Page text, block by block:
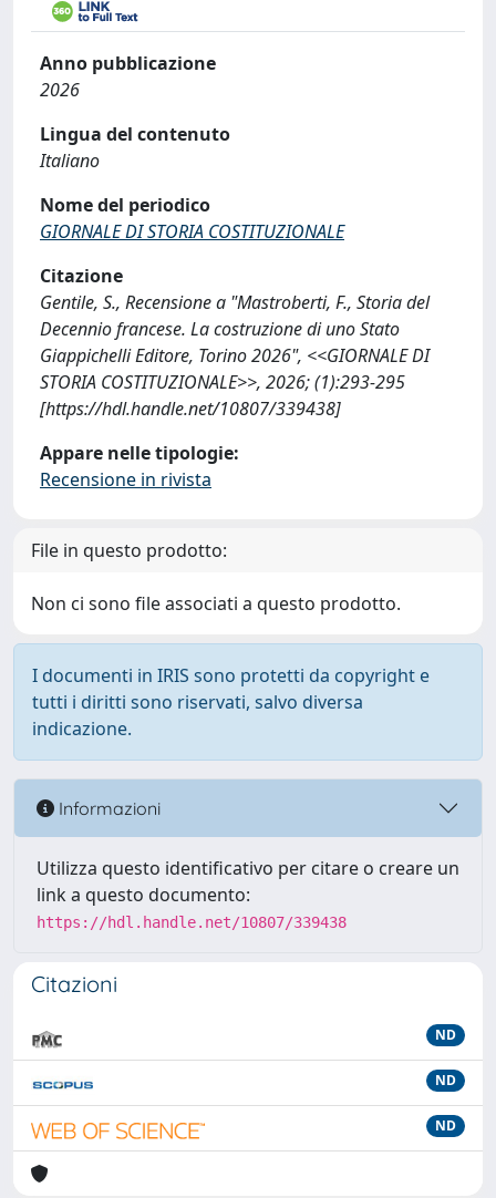
Anno pubblicazione
2026
Lingua del contenuto
Italiano
Nome del periodico
GIORNALE DI STORIA COSTITUZIONALE
Citazione
Gentile, S., Recensione a "Mastroberti, F., Storia del
Decennio francese. La costruzione di uno Stato
Giappichelli Editore, Torino 2026", <<GIORNALE DI
STORIA COSTITUZIONALE>>, 2026; (1):293-295
[https://hdl.handle.net/10807/339438]
Appare nelle tipologie:
Recensione in rivista
File in questo prodotto:
Non ci sono file associati a questo prodotto.
I documenti in IRIS sono protetti da copyright e
tutti i diritti sono riservati, salvo diversa
indicazione.
Informazioni
Utilizza questo identificativo per citare o creare un
link a questo documento:
https://hdl.handle.net/10807/339438
Citazioni
ND
ND
ND